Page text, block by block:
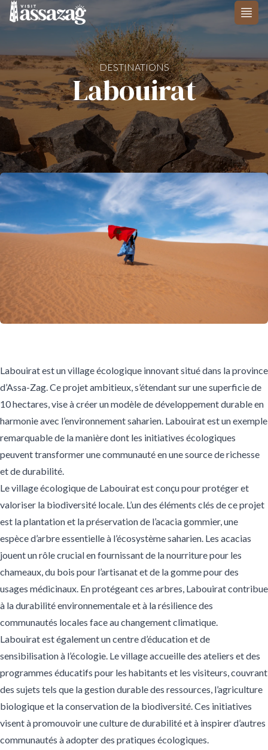
Skip to content
DESTINATIONS
Labouirat
Labouirat est un village écologique innovant situé dans la province
d’Assa-Zag. Ce projet ambitieux, s’étendant sur une superficie de
10 hectares, vise à créer un modèle de développement durable en
harmonie avec l’environnement saharien. Labouirat est un exemple
remarquable de la manière dont les initiatives écologiques
peuvent transformer une communauté en une source de richesse
et de durabilité.
Le village écologique de Labouirat est conçu pour protéger et
valoriser la biodiversité locale. L’un des éléments clés de ce projet
est la plantation et la préservation de l’acacia gommier, une
espèce d’arbre essentielle à l’écosystème saharien. Les acacias
jouent un rôle crucial en fournissant de la nourriture pour les
chameaux, du bois pour l’artisanat et de la gomme pour des
usages médicinaux. En protégeant ces arbres, Labouirat contribue
à la durabilité environnementale et à la résilience des
communautés locales face au changement climatique.
Labouirat est également un centre d’éducation et de
sensibilisation à l’écologie. Le village accueille des ateliers et des
programmes éducatifs pour les habitants et les visiteurs, couvrant
des sujets tels que la gestion durable des ressources, l’agriculture
biologique et la conservation de la biodiversité. Ces initiatives
visent à promouvoir une culture de durabilité et à inspirer d’autres
communautés à adopter des pratiques écologiques.